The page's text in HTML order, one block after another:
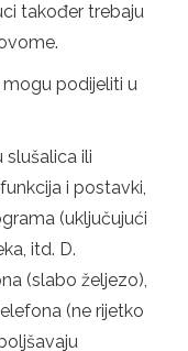
također trebaju
podijeliti u
slušalica ili
i postavki,
(uključujući
itd. D.
(slabo željezo),
(ne rijetko